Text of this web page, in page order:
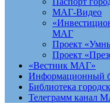
МАГ-Видео
МАГ
Проект
Проект
«Вестник МАГ»
Информационный
Библиотека
Телеграмм канал